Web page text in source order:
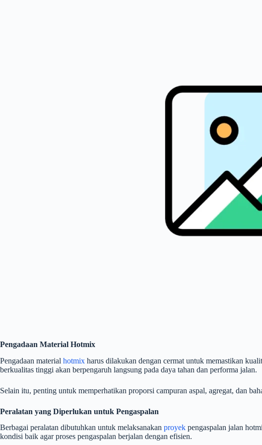
Pengadaan Material Hotmix
Pengadaan material hotmix harus dilakukan dengan cermat untuk memastikan
berkualitas tinggi akan berpengaruh langsung pada daya tahan dan performa jalan.
Selain itu, penting untuk memperhatikan proporsi campuran aspal, agregat, dan
Peralatan yang Diperlukan untuk Pengaspalan
Berbagai peralatan dibutuhkan untuk melaksanakan proyek pengaspalan jalan
kondisi baik agar proses pengaspalan berjalan dengan efisien.